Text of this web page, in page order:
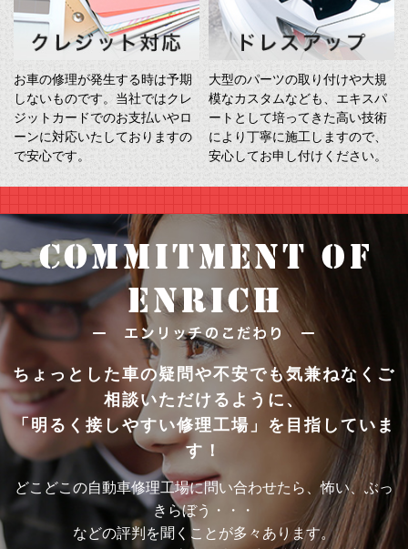
お車の修理が発生する時は予期
しないものです。当社ではクレ
ジットカードでのお支払いやロ
ーンに対応いたしておりますの
で安心です。
大型のパーツの取り付けや大規
模なカスタムなども、エキスパ
ートとして培ってきた高い技術
により丁寧に施工しますので、
安心してお申し付けください。
ちょっとした車の疑問や不安でも気兼ねなくご
相談いただけるように、
「明るく接しやすい修理工場」を目指していま
す！
どこどこの自動車修理工場に問い合わせたら、怖い、ぶっ
きらぼう・・・
などの評判を聞くことが多々あります。